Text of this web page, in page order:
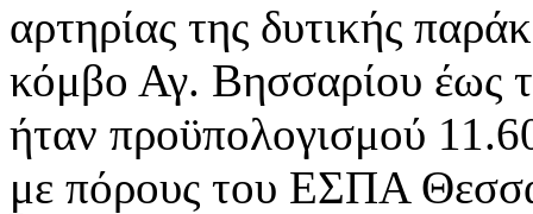
αρτηρίας της δυτικής
κόμβο Αγ. Βησσαρίου έως
ήταν προϋπολογισμού
με πόρους του ΕΣΠΑ